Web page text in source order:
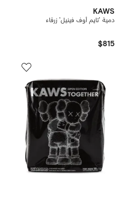
KAWS
دمية 'تايم أوف فينيل' زرقاء
$815